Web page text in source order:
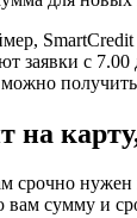
заявки с
получить
на
срочно
сумму и